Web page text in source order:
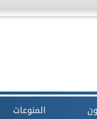
المنوعات